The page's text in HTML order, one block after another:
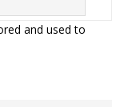
and used to